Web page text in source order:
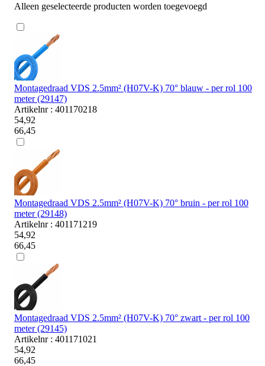
Alleen geselecteerde producten worden toegevoegd
Montagedraad VDS 2.5mm² (H07V-K) 70° blauw - per rol 100
meter (29147)
Artikelnr : 401170218
54,92
66,45
Montagedraad VDS 2.5mm² (H07V-K) 70° bruin - per rol 100
meter (29148)
Artikelnr : 401171219
54,92
66,45
Montagedraad VDS 2.5mm² (H07V-K) 70° zwart - per rol 100
meter (29145)
Artikelnr : 401171021
54,92
66,45